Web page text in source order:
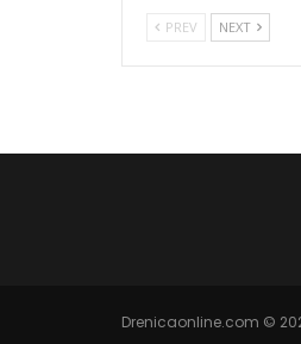
PREV NEXT
Drenicaonline.com ©